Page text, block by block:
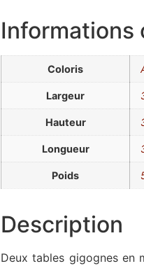
Informations
Coloris
Largeur
Hauteur
Longueur
Poids
Description
Deux tables gigognes en